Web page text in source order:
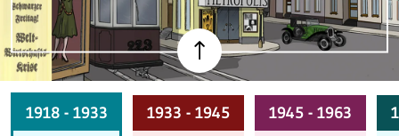
1918 - 1933 1933 - 1945 1945 - 1963